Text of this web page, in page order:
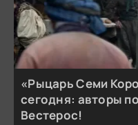
«Рыцарь Семи
сегодня: авторы
Вестерос!